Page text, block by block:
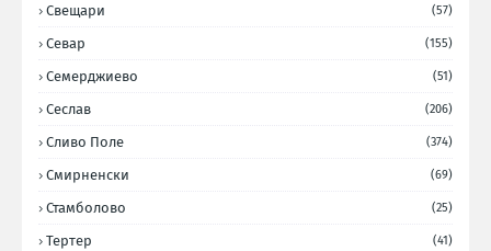
Свещари (57)
Севар (155)
Семерджиево (51)
Сеслав (206)
Сливо Поле (374)
Смирненски (69)
Стамболово (25)
Тертер (41)